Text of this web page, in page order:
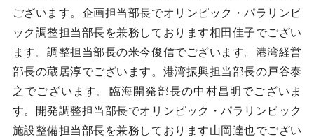
ございます。企画担当部長でオリンピック・パラリンピ
ック調整担当部長を兼務しております相田佳子でござい
ます。調整担当部長の米今俊信でございます。港湾経営
部長の蔵居淳でございます。港湾振興担当部長の戸谷泰
之でございます。臨海開発部長の中村昌明でございま
す。開発調整担当部長でオリンピック・パラリンピック
施設整備担当部長を兼務しております山岡達也でござい